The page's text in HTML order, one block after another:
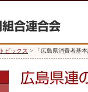
トピックス > 「広島県消費者基